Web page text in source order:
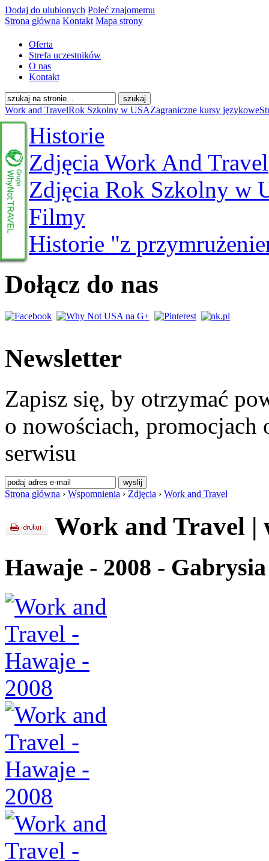
Dodaj do ulubionych Poleć znajomemu
Strona główna Kontakt Mapa strony
Oferta
Strefa uczestników
O nas
Kontakt
Work and TravelRok Szkolny w USAZagraniczne kursy językowe
Historie
Zdjęcia Work And Travel
Zdjęcia Rok Szkolny w
Filmy
Historie "z
Dołącz do nas
Newsletter
Zapisz się, by otrzymać
o nowościach, promocjach
serwisu
Strona główna › Wspomnienia › Zdjęcia › Work and Travel
Work and Travel |
Hawaje - 2008 - Gabrysia
www.whynottravel.pl